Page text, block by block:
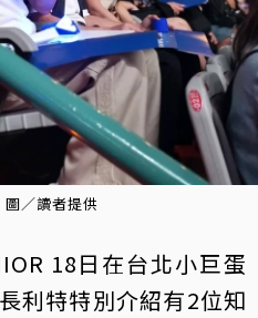
／讀者提供
18日在台北小巨蛋
利特特別介紹有2位知